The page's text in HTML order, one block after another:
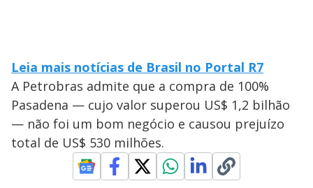
Leia mais notícias de Brasil no Portal R7
A Petrobras admite que a compra de 100%
Pasadena — cujo valor superou US$ 1,2 bilhão
— não foi um bom negócio e causou prejuízo
total de US$ 530 milhões.